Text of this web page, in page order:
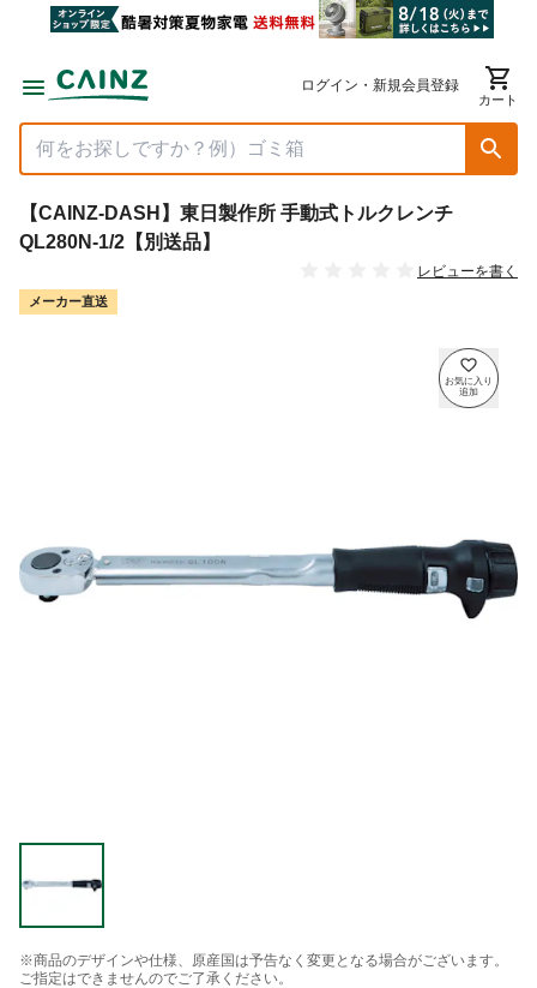
ログイン・新規会員登録
カート
【CAINZ-DASH】東日製作所 手動式トルクレンチ
QL280N-1/2【別送品】
レビューを書く
メーカー直送
※商品のデザインや仕様、原産国は予告なく変更となる場合がございます。
ご指定はできませんのでご了承ください。